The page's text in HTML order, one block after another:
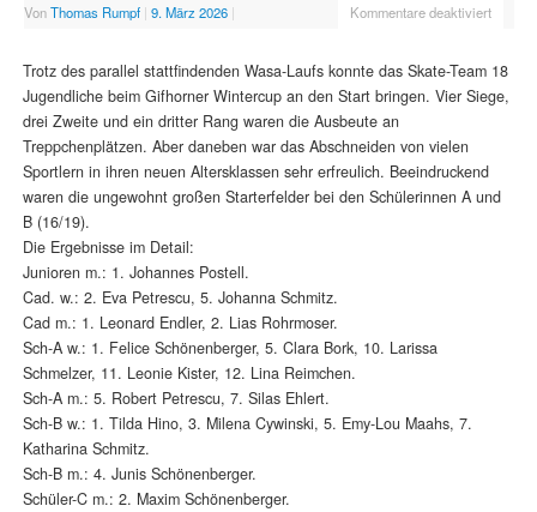
VonThomas Rumpf | 9. März 2026 | Kommentare deaktiviert
Trotz des parallel stattfindenden Wasa-Laufs konnte das Skate-Team 18
Jugendliche beim Gifhorner Wintercup an den Start bringen. Vier Siege,
drei Zweite und ein dritter Rang waren die Ausbeute an
Treppchenplätzen. Aber daneben war das Abschneiden von vielen
Sportlern in ihren neuen Altersklassen sehr erfreulich. Beeindruckend
waren die ungewohnt großen Starterfelder bei den Schülerinnen A und
B (16/19).
Die Ergebnisse im Detail:
Junioren m.: 1. Johannes Postell.
Cad. w.: 2. Eva Petrescu, 5. Johanna Schmitz.
Cad m.: 1. Leonard Endler, 2. Lias Rohrmoser.
Sch-A w.: 1. Felice Schönenberger, 5. Clara Bork, 10. Larissa
Schmelzer, 11. Leonie Kister, 12. Lina Reimchen.
Sch-A m.: 5. Robert Petrescu, 7. Silas Ehlert.
Sch-B w.: 1. Tilda Hino, 3. Milena Cywinski, 5. Emy-Lou Maahs, 7.
Katharina Schmitz.
Sch-B m.: 4. Junis Schönenberger.
Schüler-C m.: 2. Maxim Schönenberger.